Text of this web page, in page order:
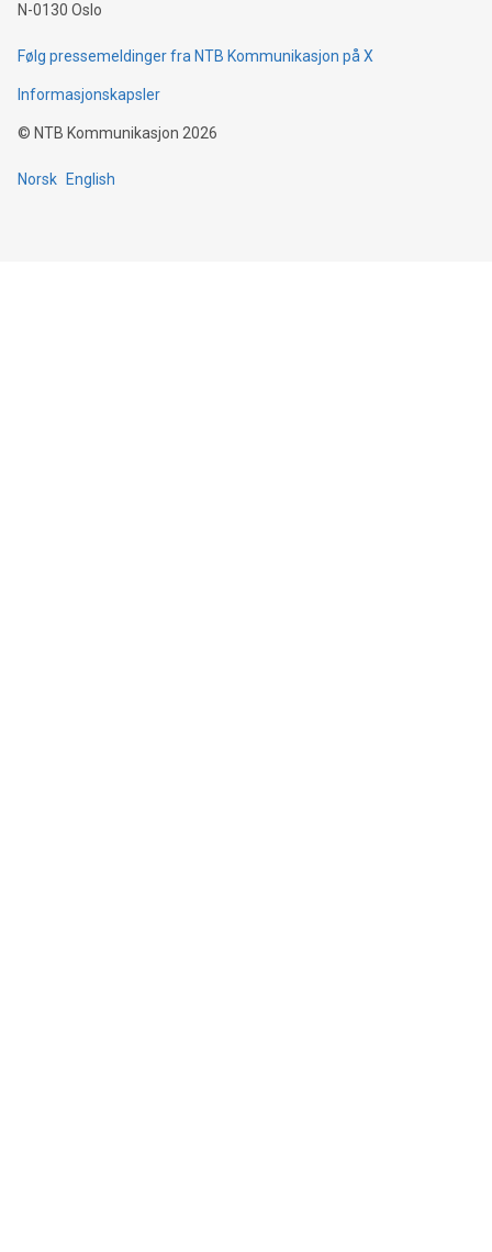
N-0130 Oslo
Følg pressemeldinger fra NTB Kommunikasjon på X
Informasjonskapsler
© NTB Kommunikasjon 2026
Norsk English